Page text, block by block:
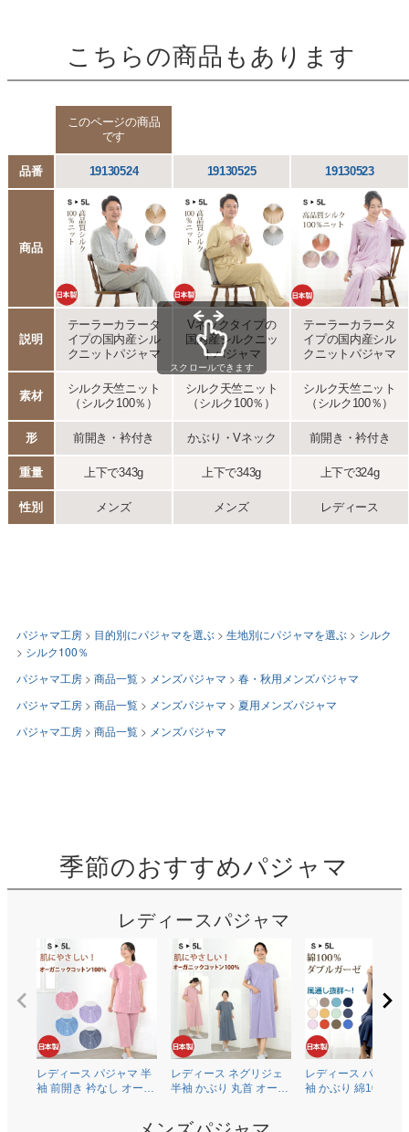
こちらの商品もあります
パジャマ工房 目的別にパジャマを選ぶ 生地別にパジャマを選ぶ
シルク
シルク100％
パジャマ工房
商品一覧 メンズパジャマ
春・秋用メンズパジャマ
パジャマ工房
商品一覧 メンズパジャマ
夏用メンズパジャマ
パジャマ工房
商品一覧 メンズパジャマ
季節のおすすめパジャマ
レディースパジャマ
レディース パジャマ 半
袖 前開き 衿なし オーガ
レディース ネグリジェ
半袖 かぶり 丸首 オーガ
レディース パジャマ
袖 かぶり 綿100％二